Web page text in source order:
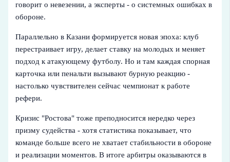
говорит о невезении, а эксперты - о системных ошибках в
обороне.
Параллельно в Казани формируется новая эпоха: клуб
перестраивает игру, делает ставку на молодых и меняет
подход к атакующему футболу. Но и там каждая спорная
карточка или пенальти вызывают бурную реакцию -
настолько чувствителен сейчас чемпионат к работе
рефери.
Кризис "Ростова" тоже преподносится нередко через
призму судейства - хотя статистика показывает, что
команде больше всего не хватает стабильности в обороне
и реализации моментов. В итоге арбитры оказываются в